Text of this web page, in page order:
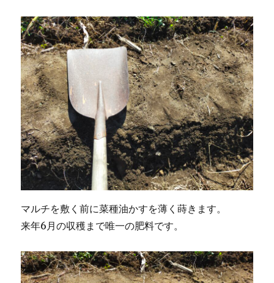
マルチを敷く前に菜種油かすを薄く蒔きます。
来年6月の収穫まで唯一の肥料です。